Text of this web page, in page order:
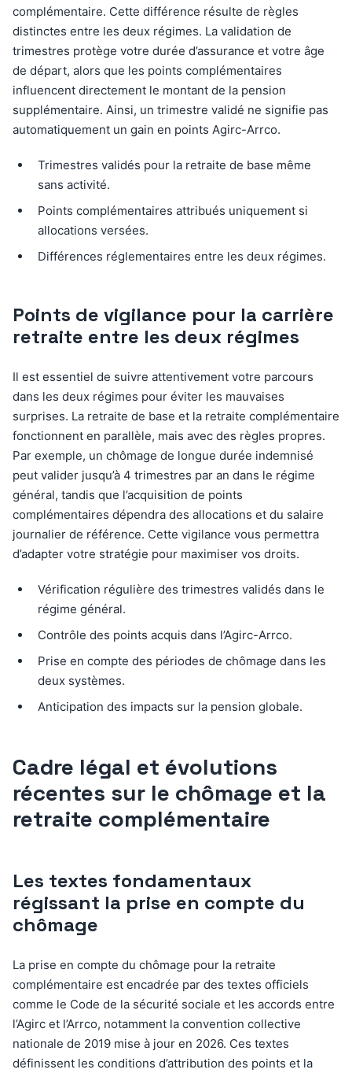
complémentaire. Cette différence résulte de règles
distinctes entre les deux régimes. La validation de
trimestres protège votre durée d’assurance et votre âge
de départ, alors que les points complémentaires
influencent directement le montant de la pension
supplémentaire. Ainsi, un trimestre validé ne signifie pas
automatiquement un gain en points Agirc-Arrco.
Trimestres validés pour la retraite de base même
sans activité.
Points complémentaires attribués uniquement si
allocations versées.
Différences réglementaires entre les deux régimes.
Points de vigilance pour la carrière
retraite entre les deux régimes
Il est essentiel de suivre attentivement votre parcours
dans les deux régimes pour éviter les mauvaises
surprises. La retraite de base et la retraite complémentaire
fonctionnent en parallèle, mais avec des règles propres.
Par exemple, un chômage de longue durée indemnisé
peut valider jusqu’à 4 trimestres par an dans le régime
général, tandis que l’acquisition de points
complémentaires dépendra des allocations et du salaire
journalier de référence. Cette vigilance vous permettra
d’adapter votre stratégie pour maximiser vos droits.
Vérification régulière des trimestres validés dans le
régime général.
Contrôle des points acquis dans l’Agirc-Arrco.
Prise en compte des périodes de chômage dans les
deux systèmes.
Anticipation des impacts sur la pension globale.
Cadre légal et évolutions
récentes sur le chômage et la
retraite complémentaire
Les textes fondamentaux
régissant la prise en compte du
chômage
La prise en compte du chômage pour la retraite
complémentaire est encadrée par des textes officiels
comme le Code de la sécurité sociale et les accords entre
l’Agirc et l’Arrco, notamment la convention collective
nationale de 2019 mise à jour en 2026. Ces textes
définissent les conditions d’attribution des points et la